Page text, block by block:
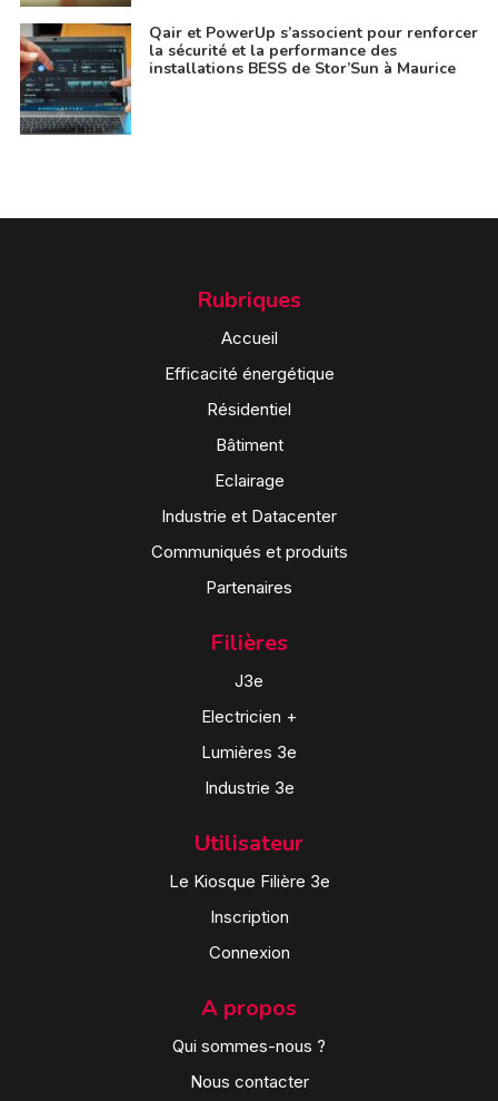
Qair et PowerUp s’associent pour renforcer
la sécurité et la performance des
installations BESS de Stor’Sun à Maurice
Rubriques
Accueil
Efficacité énergétique
Résidentiel
Bâtiment
Eclairage
Industrie et Datacenter
Communiqués et produits
Partenaires
Filières
J3e
Electricien +
Lumières 3e
Industrie 3e
Utilisateur
Le Kiosque Filière 3e
Inscription
Connexion
A propos
Qui sommes-nous ?
Nous contacter